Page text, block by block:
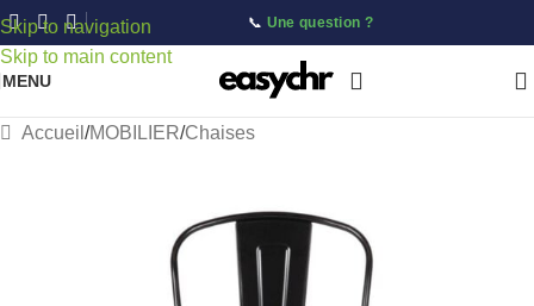
Skip to navigation
Skip to main content
📞 Une question ?
MENU
Accueil /MOBILIER/Chaises